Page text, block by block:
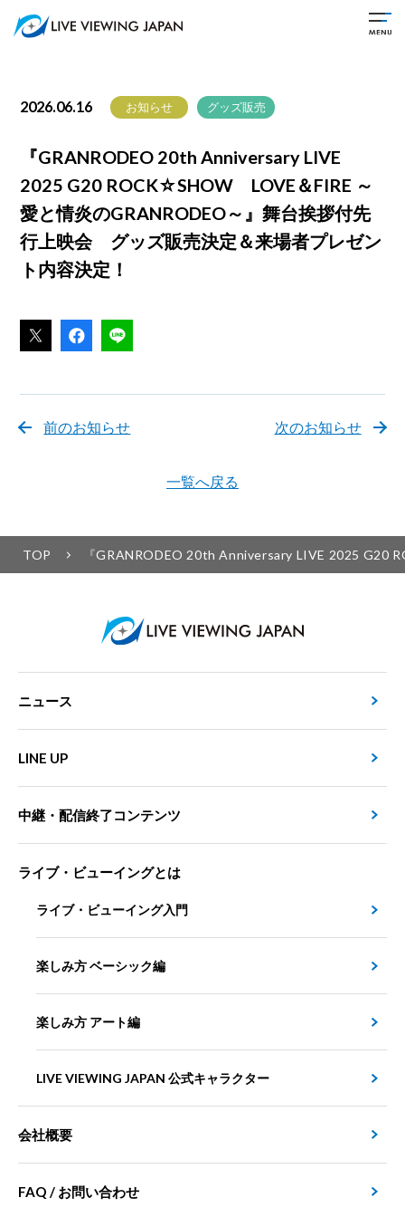
2026.06.16 お知らせ グッズ販売
『GRANRODEO 20th Anniversary LIVE
2025 G20 ROCK☆SHOW LOVE＆FIRE ～
愛と情炎のGRANRODEO～』舞台挨拶付先
行上映会 グッズ販売決定＆来場者プレゼン
ト内容決定！
前のお知らせ
一覧へ戻る
次のお知らせ
TOP 『GRANRODEO 20th Anniversary LIVE 2025 G20
ニュース
LINE UP
中継・配信終了コンテンツ
ライブ・ビューイングとは
ライブ・ビューイング入門
楽しみ方 ベーシック編
楽しみ方 アート編
LIVE VIEWING JAPAN 公式キャラクター
会社概要
FAQ / お問い合わせ